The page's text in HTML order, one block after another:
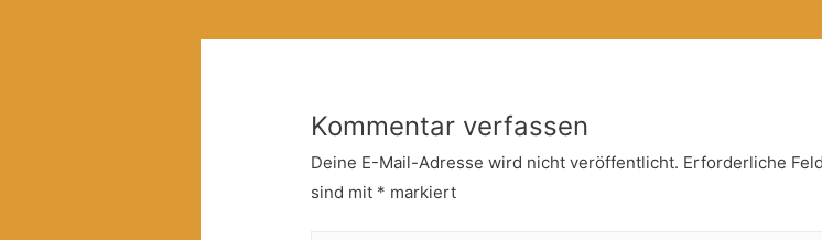
Kommentar verfassen
Deine E-Mail-Adresse wird nicht veröffentlicht. Erforderliche
sind mit * markiert